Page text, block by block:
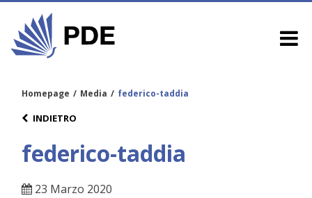
Homepage / Media / federico-taddia
INDIETRO
federico-taddia
23 Marzo 2020